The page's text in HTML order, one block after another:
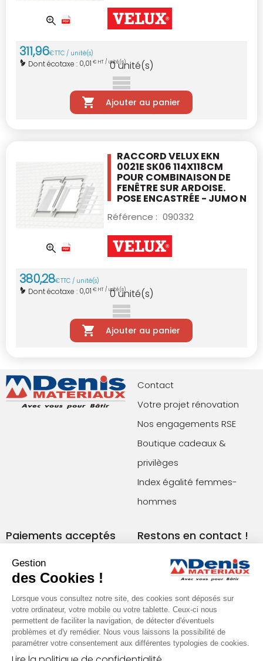
311,96€TTC / unité(s)
Dont écotaxe : 0,01 € HT / unité(s)
0unité(s)
Ajouter au panier
RACCORD VELUX EKN
0021E SK06 114X118CM
POUR COMBINAISON DE
FENÊTRE SUR ARDOISE.
POSE ENCASTRÉE - JUMO N
Référence : 090332
380,28€TTC / unité(s)
Dont écotaxe : 0,01 € HT / unité(s)
0unité(s)
Ajouter au panier
Contact
Votre projet rénovation
Nos engagements RSE
Boutique cadeaux &
privilèges
Index égalité femmes-
hommes
Paiements acceptés Restons en contact !
Conditions générales de vente (agences)
Conditions générales de vente (e-commerce)
Mentions légales
Plan du site
Politique de confidentialité
Gestion
des Cookies !
Lorsque vous consultez notre site, des cookies sont déposés sur
votre ordinateur, votre mobile ou votre tablette. Ceux-ci nous
permettent de faciliter la navigation, de détecter d'éventuels
problèmes et d'y remédier. Nous vous laissons la possibilité de
paramétrer votre consentement aux différentes typologies de cookies.